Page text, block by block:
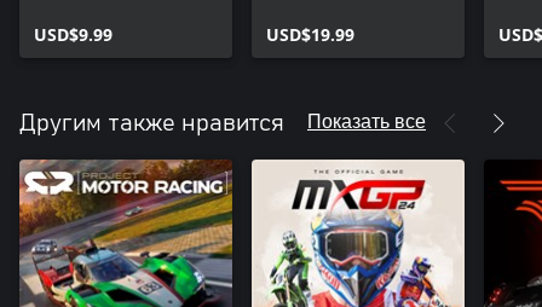
USD$9.99 USD$19.99
Другим также нравится Показать все